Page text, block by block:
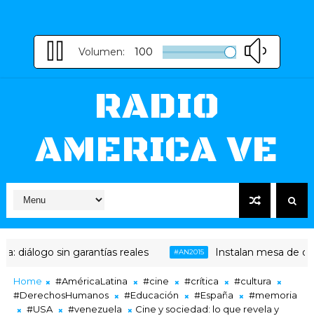
Volumen: 100
RADIO
AMERICA VE
sin garantías reales #AN2015 Instalan mesa de
Home #AméricaLatina #cine #crítica
#cultura
#DerechosHumanos
#Educación #España
#memoria
#USA
#venezuela
Cine y sociedad: lo que revela y